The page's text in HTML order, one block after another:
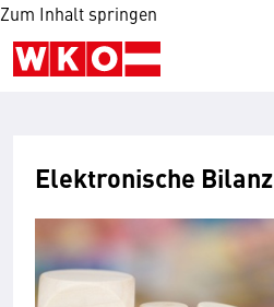
Zum Inhalt springen
Elektronische Bilanz